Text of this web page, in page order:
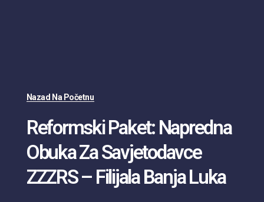
Nazad Na Početnu
Reformski Paket: Napredna
Obuka Za Savjetodavce
ZZZRS – Filijala Banja Luka